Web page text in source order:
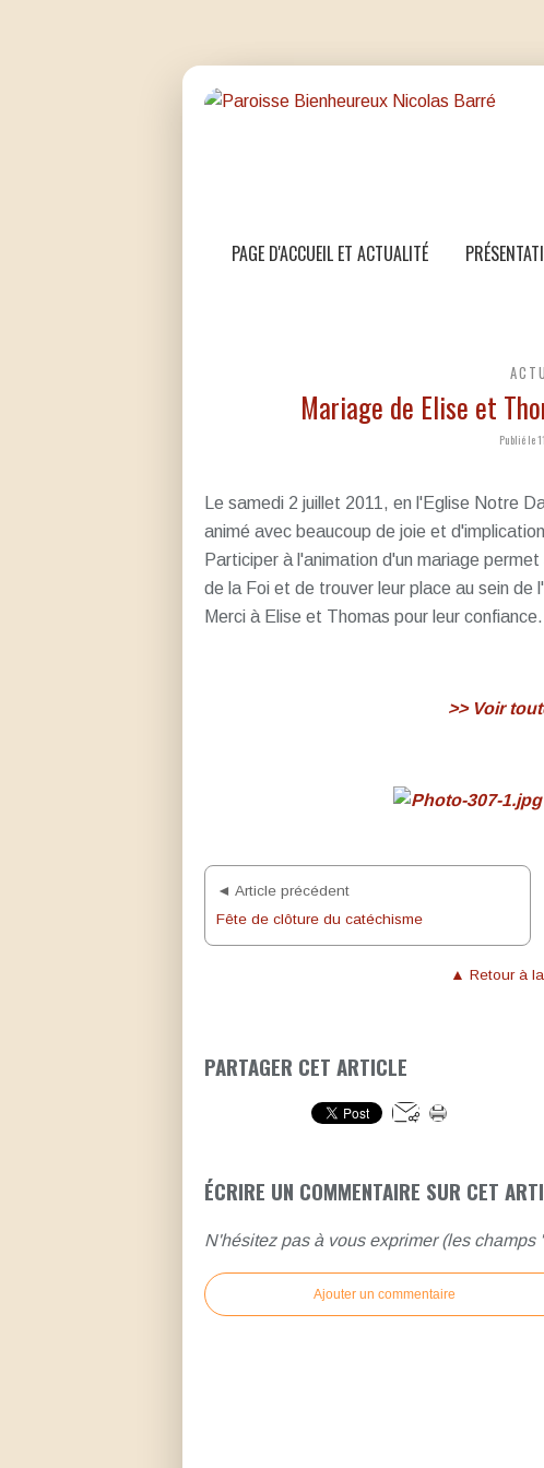
PAGE D'ACCUEIL ET ACTUALITÉ
Mariage de Elise et
Publié le
Le samedi 2 juillet 2011, en l'Eglise Notre
animé avec beaucoup de joie et
Participer à l'animation d'un mariage
de la Foi et de trouver leur place au sein de
Merci à Elise et Thomas pour leur confiance.
>> Voir
◄ Article précédent
Fête de clôture du catéchisme
▲ Retour à
PARTAGER CET ARTICLE
ÉCRIRE UN COMMENTAIRE SUR CET
N'hésitez pas à vous exprimer (les
Ajouter un commentaire